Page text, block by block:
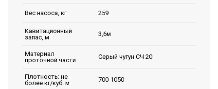
Вес насоса, кг 259
Кавитационный
запас, м
3,6м
Материал
проточной части
Серый чугун СЧ 20
Плотность: не
более кг/куб. м
700-1050